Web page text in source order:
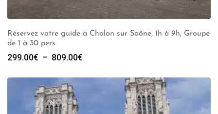
Réservez votre guide à Chalon sur Saône, 1h à 9h, Groupe
de 1 à 30 pers
299.00€ – 809.00€
prix :